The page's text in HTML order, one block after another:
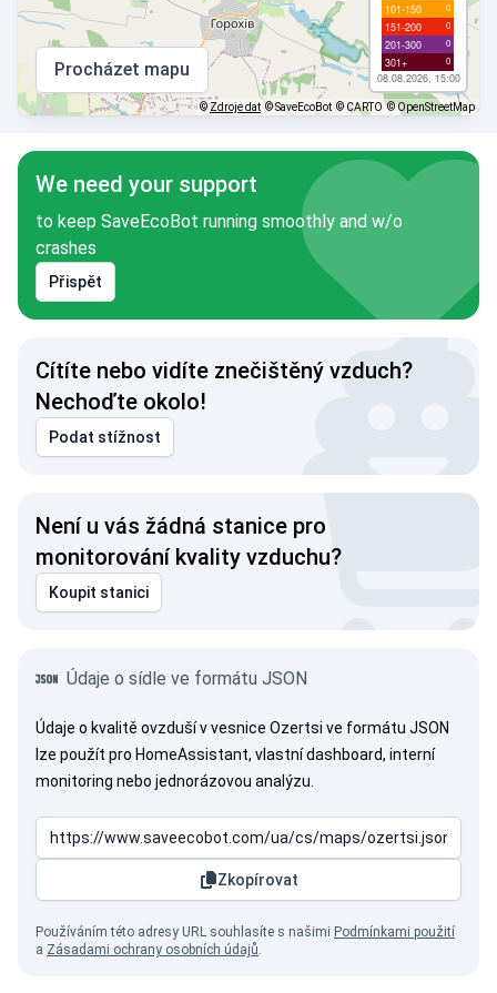
101-150 0
151-200 0
201-300 0
301+ 0
08.08.2026, 15:00
Procházet mapu
©Zdroje dat © SaveEcoBot © CARTO © OpenStreetMap
We need your support
to keep SaveEcoBot running smoothly and w/o
crashes
Přispět
Cítíte nebo vidíte znečištěný vzduch?
Nechoďte okolo!
Podat stížnost
Není u vás žádná stanice pro
monitorování kvality vzduchu?
Koupit stanici
Údaje o sídle ve formátu JSON
Údaje o kvalitě ovzduší v vesnice Ozertsi ve formátu JSON
lze použít pro HomeAssistant, vlastní dashboard, interní
monitoring nebo jednorázovou analýzu.
Zkopírovat
Používáním této adresy URL souhlasíte s našimi Podmínkami použití
a Zásadami ochrany osobních údajů.